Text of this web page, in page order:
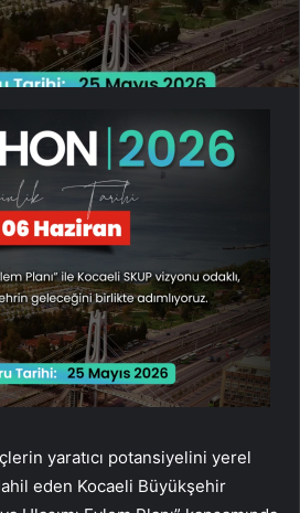
yaratıcı potansiyelini yerel
eden Kocaeli Büyükşehir